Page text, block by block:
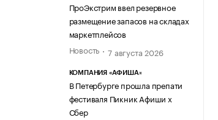
ПроЭкстрим ввел резервное
размещение запасов на складах
маркетплейсов
Новость
7 августа 2026
КОМПАНИЯ «АФИША»
В Петербурге прошла препати
фестиваля Пикник Афиши х
Сбер